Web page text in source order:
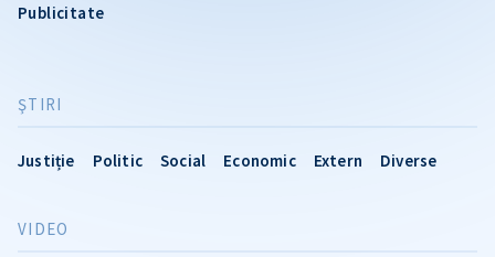
Publicitate
ŞTIRI
Justiție Politic Social Economic Extern Diverse
VIDEO